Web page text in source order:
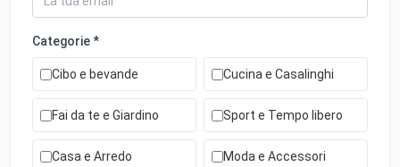
Categorie *
Cibo e bevande Cucina e Casalinghi
Fai da te e Giardino Sport e Tempo libero
Casa e Arredo Moda e Accessori